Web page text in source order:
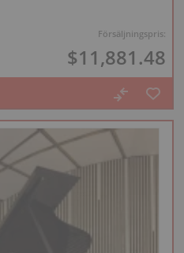
Försäljningspris:
$11,881.48